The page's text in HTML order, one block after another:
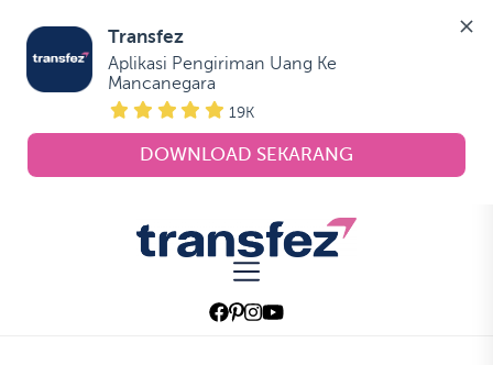
Transfez
Aplikasi Pengiriman Uang Ke
Mancanegara
19K
DOWNLOAD SEKARANG
Transfez